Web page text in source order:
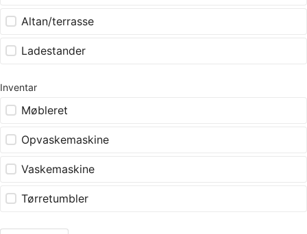
Altan/terrasse
Ladestander
Inventar
Møbleret
Opvaskemaskine
Vaskemaskine
Tørretumbler